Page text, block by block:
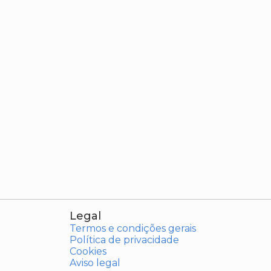
Legal
Termos e condições gerais
Política de privacidade
Cookies
Aviso legal